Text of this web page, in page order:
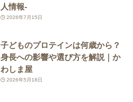
人情報-
2026年7月15日
子どものプロテインは何歳から？
身長への影響や選び方を解説｜か
わしま屋
2026年5月18日